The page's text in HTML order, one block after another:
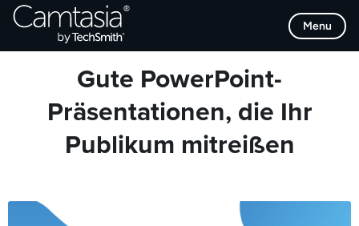
Direkt
zum
Menu
Browse Categories
Gute PowerPoint-
Präsentationen, die Ihr
Publikum mitreißen